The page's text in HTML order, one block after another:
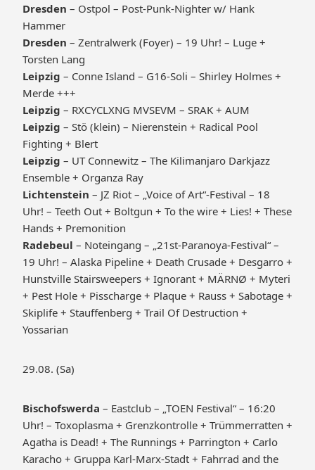
Dresden – Ostpol – Post-Punk-Nighter w/ Hank
Hammer
Dresden – Zentralwerk (Foyer) – 19 Uhr! – Luge +
Torsten Lang
Leipzig – Conne Island – G16-Soli – Shirley Holmes +
Merde +++
Leipzig – RXCYCLXNG MVSEVM – SRAK + AUM
Leipzig – Stö (klein) – Nierenstein + Radical Pool
Fighting + Blert
Leipzig – UT Connewitz – The Kilimanjaro Darkjazz
Ensemble + Organza Ray
Lichtenstein – JZ Riot – „Voice of Art“-Festival – 18
Uhr! – Teeth Out + Boltgun + To the wire + Lies! + These
Hands + Premonition
Radebeul – Noteingang – „21st-Paranoya-Festival“ –
19 Uhr! – Alaska Pipeline + Death Crusade + Desgarro +
Hunstville Stairsweepers + Ignorant + MÄRNØ + Myteri
+ Pest Hole + Pisscharge + Plaque + Rauss + Sabotage +
Skiplife + Stauffenberg + Trail Of Destruction +
Yossarian
29.08. (Sa)
Bischofswerda – Eastclub – „TOEN Festival“ – 16:20
Uhr! – Toxoplasma + Grenzkontrolle + Trümmerratten +
Agatha is Dead! + The Runnings + Parrington + Carlo
Karacho + Gruppa Karl-Marx-Stadt + Fahrrad and the